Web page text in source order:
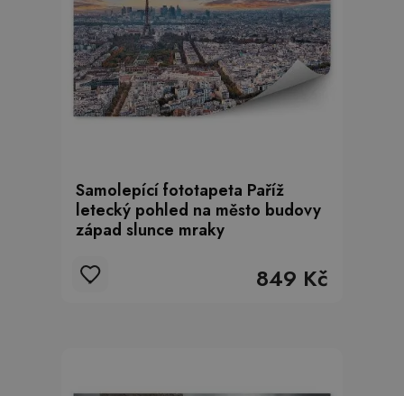
Samolepící fototapeta Paříž
letecký pohled na město budovy
západ slunce mraky
849 Kč